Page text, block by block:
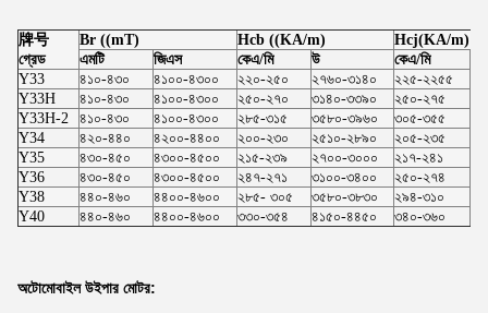
牌号
গ্রেড
Br ((mT) Hcb ((KA/m)
Hcj(KA/m)
এমটি
জিএস কেএ/মি উ কেএ/মি
Y33
৪১০-৪৩০ ৪১০০-৪৩০০ ২২০-২৫০ ২৭৬০-৩১৪০ ২২৫-২২৫৫
Y33H
৪১০-৪৩০ ৪১০০-৪৩০০ ২৫০-২৭০ ৩১৪০-৩৩৯০ ২৫০-২৭৫
Y33H-2
৪১০-৪৩০ ৪১০০-৪৩০০ ২৮৫-৩১৫ ৩৫৮০-৩৯৬০ ৩০৫-৩৫৫
Y34
৪২০-৪৪০ ৪২০০-৪৪০০ ২০০-২৩০ ২৫১০-২৮৯০ ২০৫-২৩৫
Y35
৪৩০-৪৫০ ৪৩০০-৪৫০০ ২১৫-২৩৯ ২৭০০-৩০০০ ২১৭-২৪১
Y36
৪৩০-৪৫০ ৪৩০০-৪৫০০ ২৪৭-২৭১ ৩১০০-৩৪০০ ২৫০-২৭৪
Y38
৪৪০-৪৬০ ৪৪০০-৪৬০০ ২৮৫- ৩০৫ ৩৫৮০-৩৮৩০ ২৯৪-৩১০
Y40
৪৪০-৪৬০ ৪৪০০-৪৬০০ ৩৩০-৩৫৪ ৪১৫০-৪৪৫০ ৩৪০-৩৬০
অটোমোবাইল উইপার মোটর: